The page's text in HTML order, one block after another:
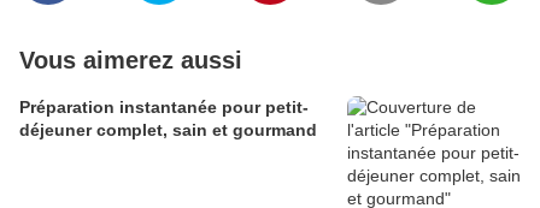
Vous aimerez aussi
Préparation instantanée pour petit-
déjeuner complet, sain et gourmand